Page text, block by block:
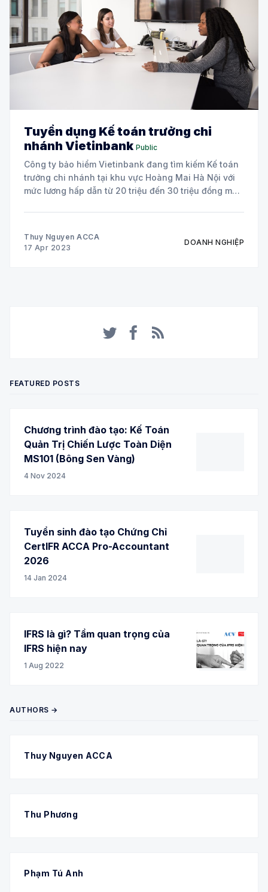
Tuyển dụng Kế toán trưởng chi
nhánh Vietinbank Public
Công ty bảo hiểm Vietinbank đang tìm kiếm Kế toán
trưởng chi nhánh tại khu vực Hoàng Mai Hà Nội với
mức lương hấp dẫn từ 20 triệu đến 30 triệu đồng mỗi
Thuy Nguyen ACCA
17 Apr 2023
DOANH NGHIỆP
FEATURED POSTS
Chương trình đào tạo: Kế Toán
Quản Trị Chiến Lược Toàn Diện
MS101 (Bông Sen Vàng)
4 Nov 2024
Tuyển sinh đào tạo Chứng Chỉ
CertIFR ACCA Pro-Accountant
2026
14 Jan 2024
IFRS là gì? Tầm quan trọng của
IFRS hiện nay
1 Aug 2022
AUTHORS →
Thuy Nguyen ACCA
Thu Phương
Phạm Tú Anh